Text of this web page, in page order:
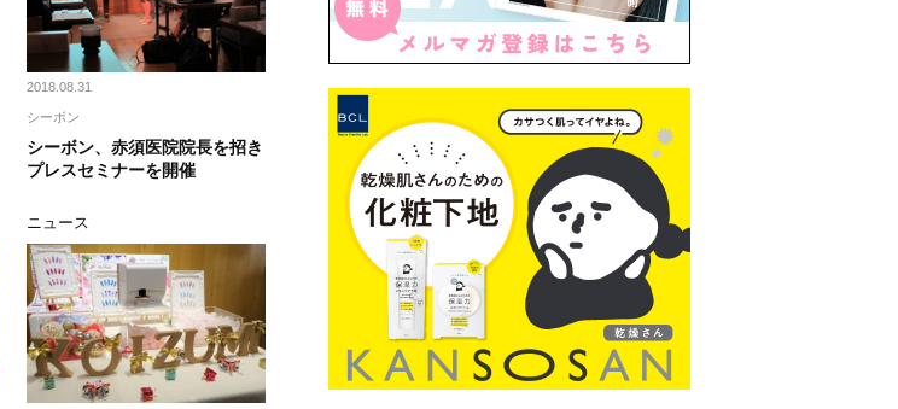
2018.08.31
シーボン
シーボン、赤須医院院長を招き
プレスセミナーを開催
ニュース